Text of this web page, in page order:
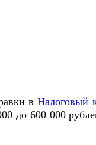
вНалоговый
до 600 000